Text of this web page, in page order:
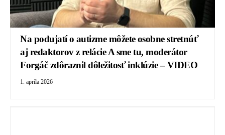
Na podujatí o autizme môžete osobne stretnúť
aj redaktorov z relácie A sme tu, moderátor
Forgáč zdôraznil dôležitosť inklúzie – VIDEO
1. apríla 2026